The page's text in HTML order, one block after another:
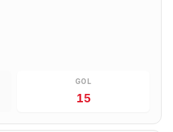
GOL
15